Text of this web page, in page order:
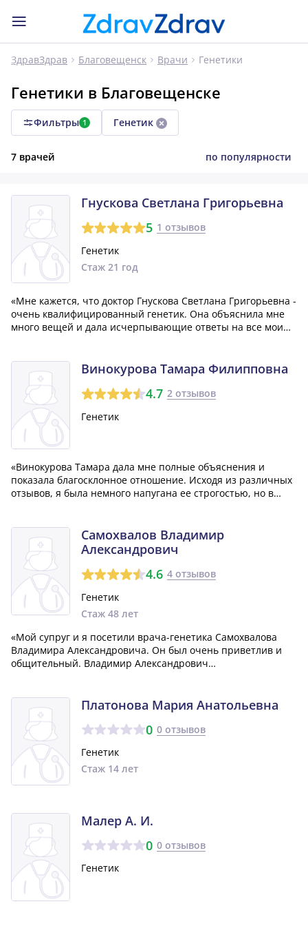
ЗдравЗдрав Благовещенск Врачи Генетики
Генетики в Благовещенске
Фильтры 1 Генетик
7 врачей по популярности
Гнускова Светлана Григорьевна
5 1 отзывов
Генетик
Стаж 21 год
«Мне кажется, что доктор Гнускова Светлана Григорьевна -
очень квалифицированный генетик. Она объяснила мне
много вещей и дала исчерпывающие ответы на все мои
полностью довольна её работой.»
Винокурова Тамара Филипповна
4.7 2 отзывов
Генетик
«Винокурова Тамара дала мне полные объяснения и
показала благосклонное отношение. Исходя из различных
отзывов, я была немного напугана ее строгостью, но в
врача.»
Самохвалов Владимир
Александрович
4.6 4 отзывов
Генетик
Стаж 48 лет
«Мой супруг и я посетили врача-генетика Самохвалова
Владимира Александровича. Он был очень приветлив и
общительный. Владимир Александрович
остались довольны визитом к этому специалист...»
Платонова Мария Анатольевна
0 0 отзывов
Генетик
Стаж 14 лет
Малер А. И.
0 0 отзывов
Генетик